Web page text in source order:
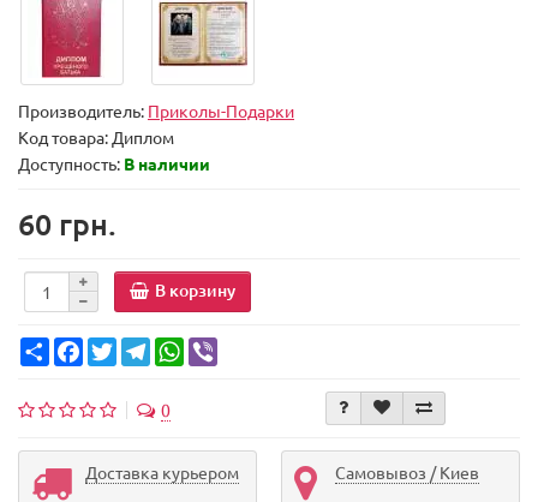
Производитель: Приколы-Подарки
Код товара: Диплом
Доступность: В наличии
60 грн.
В корзину
Share FacebookTwitterTelegramWhatsApp
0
Доставка курьером Самовывоз / Киев